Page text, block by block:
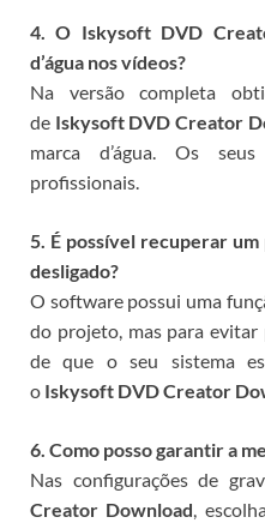
4. O Iskysoft DVD
d’água nos vídeos?
Na versão completa
de Iskysoft DVD Creator
marca d’água. Os
profissionais.
5. É possível recuperar
desligado?
O software possui uma
do projeto, mas para evitar
de que o seu sistema
o Iskysoft DVD Creator
6. Como posso garantir a
Nas configurações de
Creator Download,